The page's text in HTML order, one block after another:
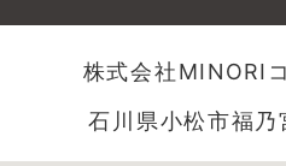
株式会社MINORI
石川県小松市福